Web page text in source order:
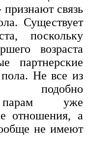
связь
Существует
поскольку
возраста
партнерские
Не все из
подобно
парам уже
отношения, а
не имеют